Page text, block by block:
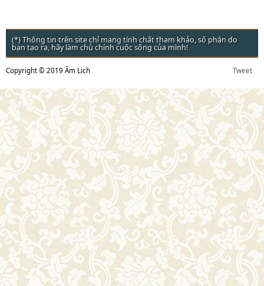
(*) Thông tin trên site chỉ mang tính chất tham khảo, số phận do
bạn tạo ra, hãy làm chủ chính cuộc sống của mình!
Copyright © 2019 Âm Lịch Tweet